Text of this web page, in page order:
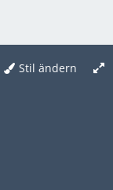
Stil ändern